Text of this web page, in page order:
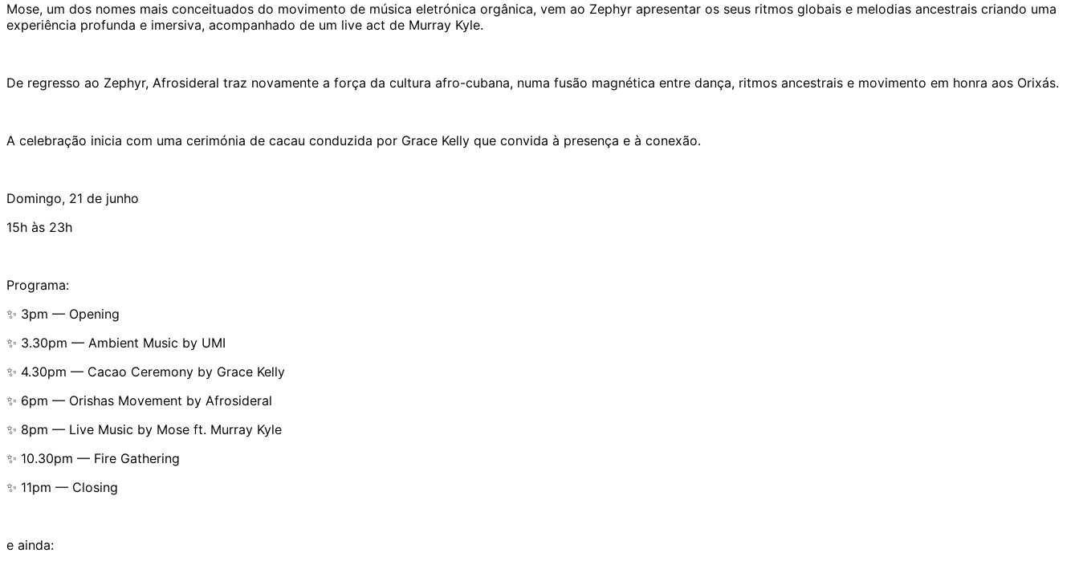
Mose, um dos nomes mais conceituados do movimento de música eletrónica orgânica, vem ao Zephyr apresentar os seus ritmos globais e melodias ancestrais criando uma
experiência profunda e imersiva, acompanhado de um live act de Murray Kyle.
De regresso ao Zephyr, Afrosideral traz novamente a força da cultura afro-cubana, numa fusão magnética entre dança, ritmos ancestrais e movimento em honra aos Orixás.
A celebração inicia com uma cerimónia de cacau conduzida por Grace Kelly que convida à presença e à conexão.
Domingo, 21 de junho
15h às 23h
Programa:
✨ 3pm — Opening
✨ 3.30pm — Ambient Music by UMI
✨ 4.30pm — Cacao Ceremony by Grace Kelly
✨ 6pm — Orishas Movement by Afrosideral
✨ 8pm — Live Music by Mose ft. Murray Kyle
✨ 10.30pm — Fire Gathering
✨ 11pm — Closing
e ainda: